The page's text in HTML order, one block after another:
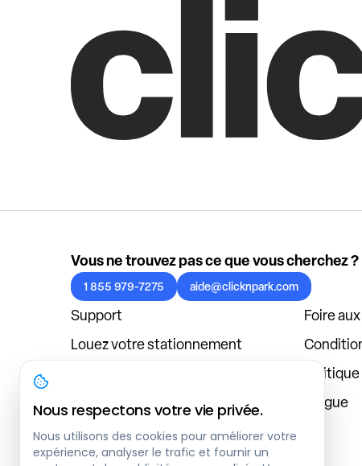
Vous ne trouvez pas ce que vous cherchez ?
1 855 979-7275 aide@clicknpark.com
Support
Foire
Louez votre stationnement
À propos
Blogue
Connexion au tableau de bord
Nous respectons votre vie privée.
Nous utilisons des cookies pour améliorer votre
expérience, analyser le trafic et fournir un